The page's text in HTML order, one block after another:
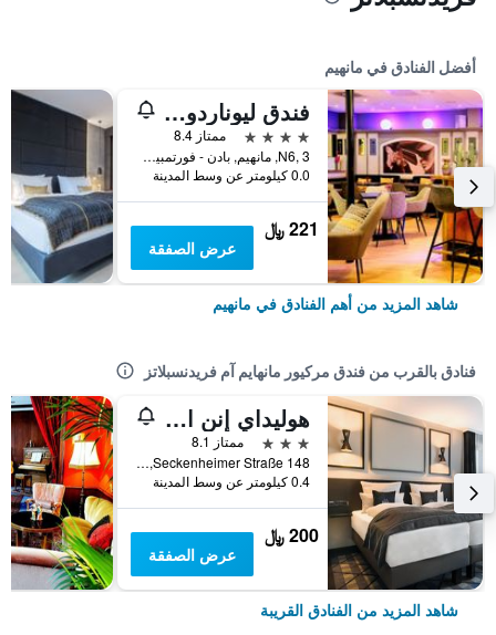
أفضل الفنادق في مانهيم
فندق ليوناردو مانهايم سيتي سنتر
4 نجوم
ممتاز 8.4
N6, 3, مانهيم, بادن - فورتمبيرغ, ألمانيا
0.0 كيلومتر عن وسط المدينة
221 ﷼
عرض الصفقة
شاهد المزيد من أهم الفنادق في مانهيم
فنادق بالقرب من فندق مركيور مانهايم آم فريدنسبلاتز
هوليداي إنن ا ت اإن ي ، سكواير مانهايم باي آيتش جي
3 نجوم
ممتاز 8.1
Seckenheimer Straße 148, مانهيم, بادن - فورتمبيرغ, ألمانيا
0.4 كيلومتر عن وسط المدينة
200 ﷼
عرض الصفقة
شاهد المزيد من الفنادق القريبة